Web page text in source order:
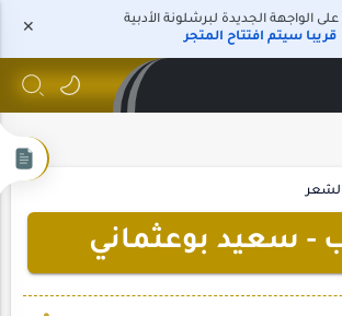
الواجهة الجديدة لبرشلونة الأدبية
قريبا سيتم افتتاح المتجر
سعيد بوعثماني